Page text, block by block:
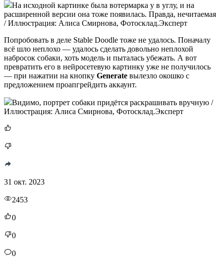
На исходной картинке была вотермарка у в углу, и на
расширенной версии она тоже появилась. Правда, нечитаемая
/ Иллюстрация: Алиса Смирнова, Фотосклад.Эксперт
Попробовать в деле Stable Doodle тоже не удалось. Поначалу
всё шло неплохо — удалось сделать довольно неплохой
набросок собаки, хоть модель и пыталась убежать. А вот
превратить его в нейросетевую картинку уже не получилось
— при нажатии на кнопку Generate вылезло окошко с
предложением проапгрейдить аккаунт.
Видимо, портрет собаки придётся раскрашивать вручную /
Иллюстрация: Алиса Смирнова, Фотосклад.Эксперт
31 окт. 2023
2453
0
0
0